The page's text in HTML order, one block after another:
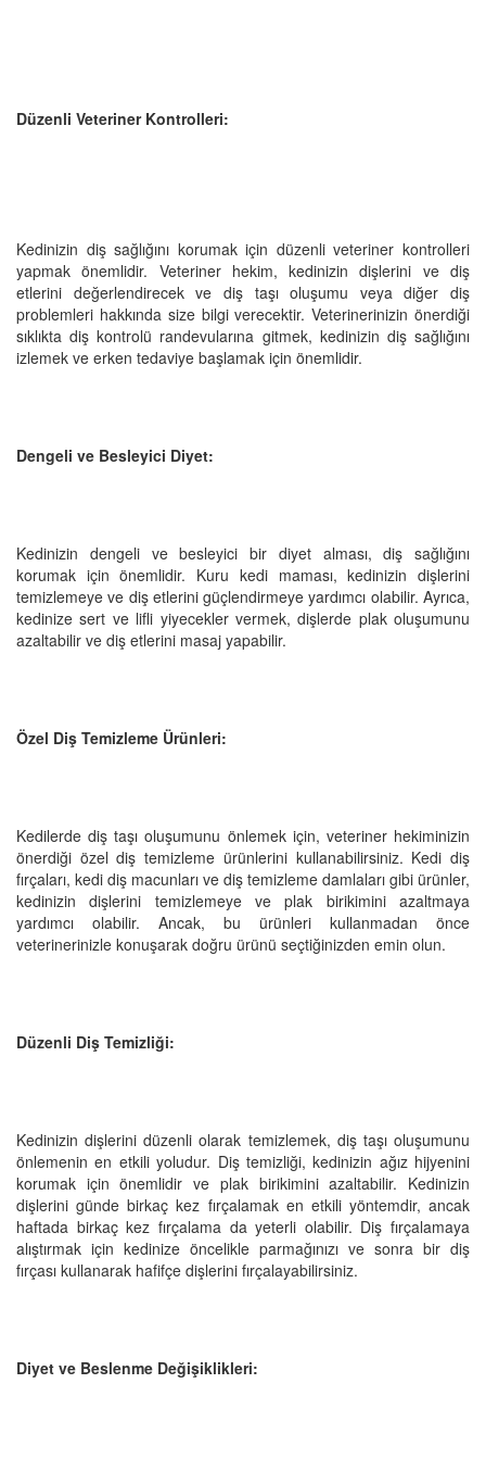
Düzenli Veteriner Kontrolleri:
Kedinizin diş sağlığını korumak için düzenli veteriner kontrolleri
yapmak önemlidir. Veteriner hekim, kedinizin dişlerini ve diş
etlerini değerlendirecek ve diş taşı oluşumu veya diğer diş
problemleri hakkında size bilgi verecektir. Veterinerinizin önerdiği
sıklıkta diş kontrolü randevularına gitmek, kedinizin diş sağlığını
izlemek ve erken tedaviye başlamak için önemlidir.
Dengeli ve Besleyici Diyet:
Kedinizin dengeli ve besleyici bir diyet alması, diş sağlığını
korumak için önemlidir. Kuru kedi maması, kedinizin dişlerini
temizlemeye ve diş etlerini güçlendirmeye yardımcı olabilir. Ayrıca,
kedinize sert ve lifli yiyecekler vermek, dişlerde plak oluşumunu
azaltabilir ve diş etlerini masaj yapabilir.
Özel Diş Temizleme Ürünleri:
Kedilerde diş taşı oluşumunu önlemek için, veteriner hekiminizin
önerdiği özel diş temizleme ürünlerini kullanabilirsiniz. Kedi diş
fırçaları, kedi diş macunları ve diş temizleme damlaları gibi ürünler,
kedinizin dişlerini temizlemeye ve plak birikimini azaltmaya
yardımcı olabilir. Ancak, bu ürünleri kullanmadan önce
veterinerinizle konuşarak doğru ürünü seçtiğinizden emin olun.
Düzenli Diş Temizliği:
Kedinizin dişlerini düzenli olarak temizlemek, diş taşı oluşumunu
önlemenin en etkili yoludur. Diş temizliği, kedinizin ağız hijyenini
korumak için önemlidir ve plak birikimini azaltabilir. Kedinizin
dişlerini günde birkaç kez fırçalamak en etkili yöntemdir, ancak
haftada birkaç kez fırçalama da yeterli olabilir. Diş fırçalamaya
alıştırmak için kedinize öncelikle parmağınızı ve sonra bir diş
fırçası kullanarak hafifçe dişlerini fırçalayabilirsiniz.
Diyet ve Beslenme Değişiklikleri: